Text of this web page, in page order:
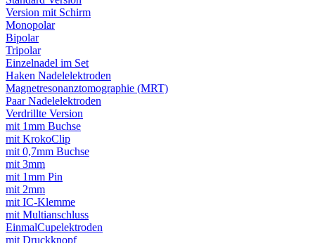
Version mit Schirm
Monopolar
Bipolar
Tripolar
Einzelnadel im Set
Haken Nadelelektroden
Magnetresonanztomographie (MRT)
Paar Nadelelektroden
Verdrillte Version
mit 1mm Buchse
mit KrokoClip
mit 0,7mm Buchse
mit 3mm
mit 1mm Pin
mit 2mm
mit IC-Klemme
mit Multianschluss
EinmalCupelektroden
mit Druckknopf